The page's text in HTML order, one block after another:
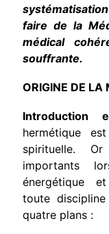
faire de la
médical
souffrante.
ORIGINE DE LA
hermétique
spirituelle.
importants
énergétique
toute
quatre plans :